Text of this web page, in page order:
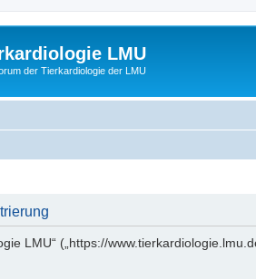
LMU
der Tierkardiologie der LMU
LMU“ („https://